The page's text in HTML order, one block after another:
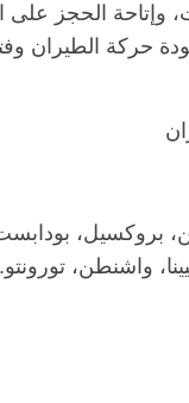
وإتاحة الحجز على
حركة الطيران
بروكسيل،
واشنطن، تورونتو.
الذي دافع عن
2026